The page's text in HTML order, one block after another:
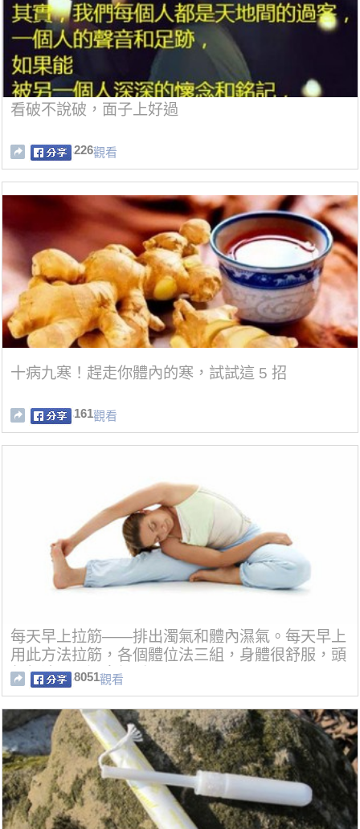
看破不說破，面子上好過
226觀看
十病九寒！趕走你體內的寒，試試這 5 招
161觀看
每天早上拉筋——排出濁氣和體內濕氣。每天早上
用此方法拉筋，各個體位法三組，身體很舒服，頭
部很清醒、渾身輕鬆。
8051觀看